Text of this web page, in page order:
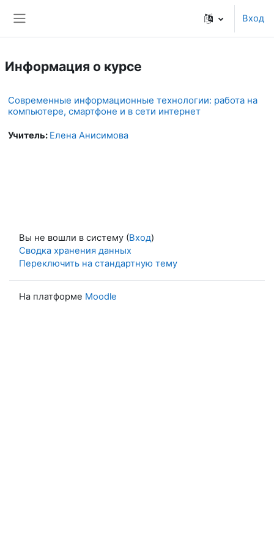
Вход
Информация о курсе
Современные информационные технологии: работа на
компьютере, смартфоне и в сети интернет
Учитель: Елена Анисимова
Вы не вошли в систему (Вход)
Сводка хранения данных
Переключить на стандартную тему
На платформе Moodle